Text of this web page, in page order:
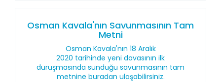
Osman Kavala'nın Savunmasının Tam
Metni
Osman Kavala'nın 18 Aralık
2020 tarihinde yeni davasının ilk
duruşmasında sunduğu savunmasının tam
metnine buradan ulaşabilirsiniz.